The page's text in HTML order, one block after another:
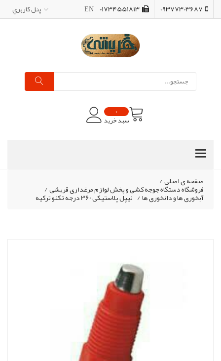
09377303687
01734551813
EN پنل کاربري
0
سبد خرید
صفحه ی اصلی/
فروشگاه دستگاه جوجه کشی و پخش لوازم مرغداری قریشی/
آبخوری ها و دانخوری ها/ نیپل پلاستیکی 360 درجه تکنو ترکیه